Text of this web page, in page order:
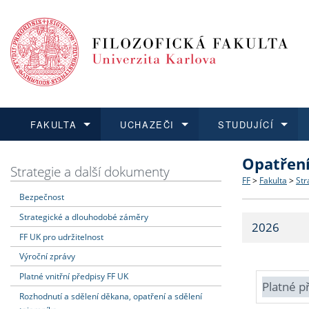
FAKULTA
Dozvědět se více
Struktura
Strategie
Fakultní
UCHAZEČI
Podat přihlášku
Co
Učitelské
STUDUJÍCÍ
Dozvědět se více
Dozvědět se více
O vědě a
Dozvědět se více
Aktuální
Strategie a další dokumenty
Bezpečnost
Strategické a dlouhodobé záměry
FF UK pro udržitelnost
Výroční zprávy
Platné vnitřní předpisy FF UK
Rozhodnutí a sdělení děkana, opatření a sdělení
FF > Fakulta >
2026
Platné